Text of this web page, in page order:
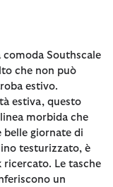
Southscale
che non può
estivo.
estiva, questo
morbida che
giornate di
testurizzato, è
ricercato. Le tasche
un